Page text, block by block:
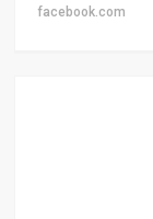
facebook.com